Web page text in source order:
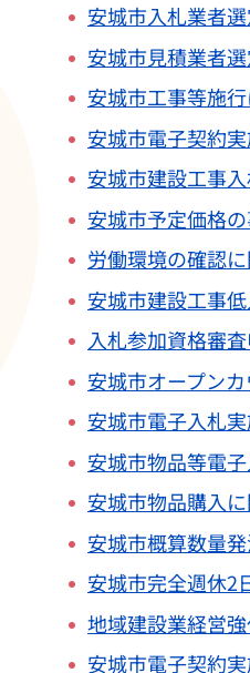
安城市入札業者
安城市見積業者
安城市工事等施
安城市電子契約実
安城市建設工事
安城市予定価格
労働環境の確認
安城市建設工事
入札参加資格審
安城市オープン
安城市電子入札
安城市物品等電
安城市物品購入
安城市概算数量発
安城市完全週休2
地域建設業経営
安城市電子契約実